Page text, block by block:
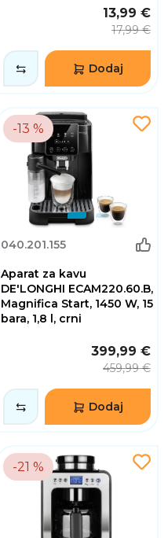
13,99 €
17,99 €
Dodaj
-13 %
040.201.155
Aparat za kavu
DE'LONGHI ECAM220.60.B,
Magnifica Start, 1450 W, 15
bara, 1,8 l, crni
399,99 €
459,99 €
Dodaj
-21 %